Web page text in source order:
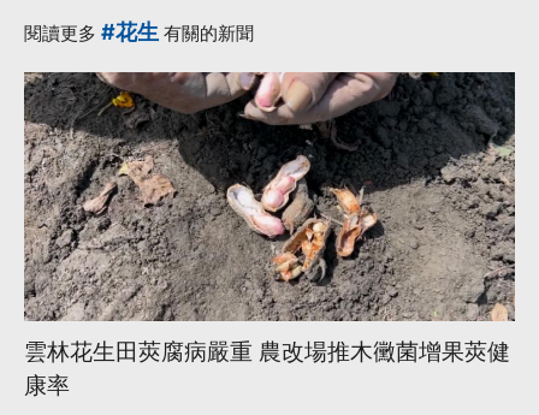
閱讀更多 #花生 有關的新聞
雲林花生田莢腐病嚴重 農改場推木黴菌增果莢健
康率